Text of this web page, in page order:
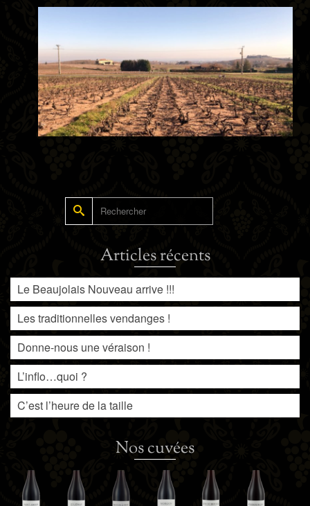
Rechercher :
Articles récents
Le Beaujolais Nouveau arrive !!!
Les traditionnelles vendanges !
Donne-nous une véraison !
L’inflo…quoi ?
C’est l’heure de la taille
Nos cuvées